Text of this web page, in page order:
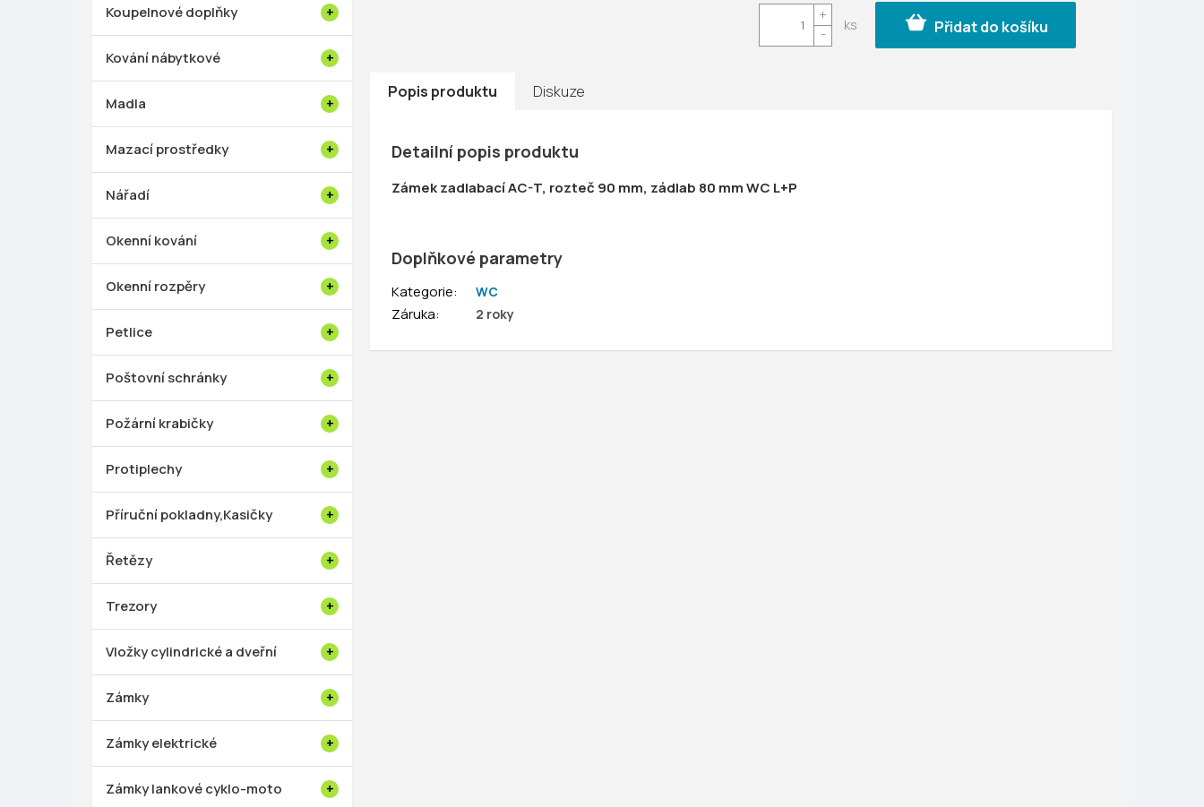
Koupelnové doplňky
Kování nábytkové
Madla
Mazací prostředky
Nářadí
Okenní kování
Okenní rozpěry
Petlice
Poštovní schránky
Požární krabičky
Protiplechy
Příruční pokladny,Kasičky
Řetězy
Trezory
Vložky cylindrické a dveřní
Zámky
Zámky elektrické
Zámky lankové cyklo-moto
cena:
Přidat do košíku
Popis produktu Diskuze
Detailní popis produktu
Zámek zadlabací AC-T, rozteč 90 mm, zádlab 80 mm WC L+P
Doplňkové parametry
Kategorie: WC
Záruka: 2 roky